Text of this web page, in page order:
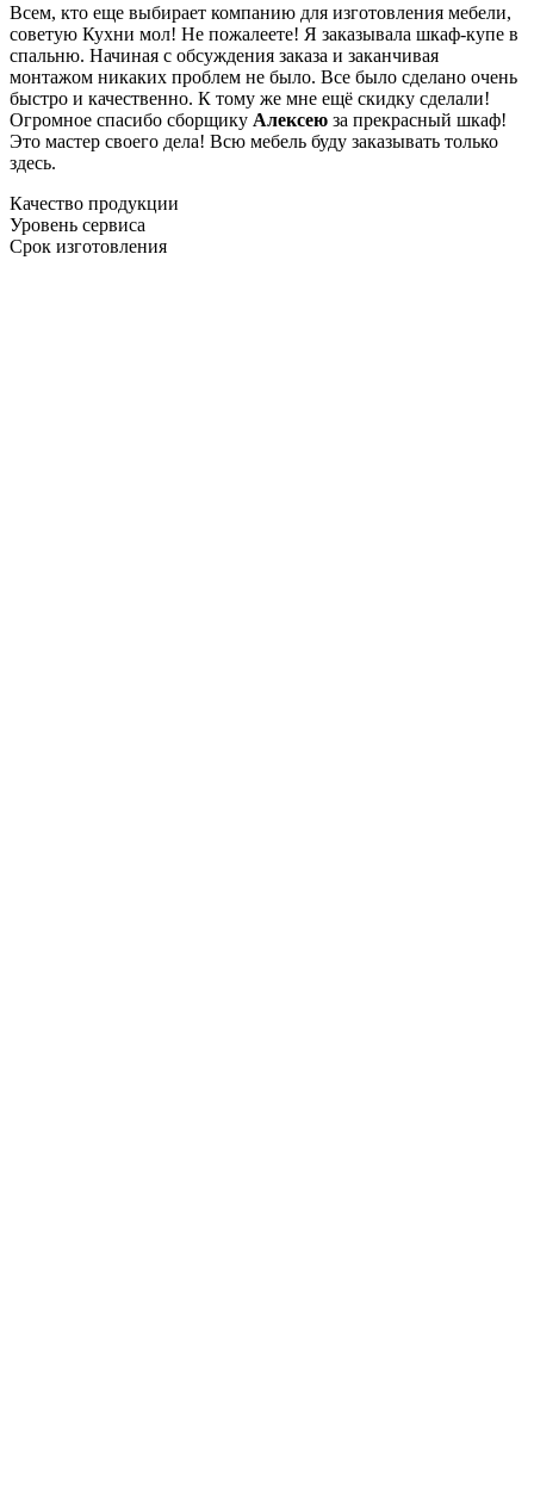
Всем, кто еще выбирает компанию для изготовления мебели,
советую Кухни мол! Не пожалеете! Я заказывала шкаф-купе в
спальню. Начиная с обсуждения заказа и заканчивая
монтажом никаких проблем не было. Все было сделано очень
быстро и качественно. К тому же мне ещё скидку сделали!
Огромное спасибо сборщику Алексею за прекрасный шкаф!
Это мастер своего дела! Всю мебель буду заказывать только
здесь.
Качество продукции
Уровень сервиса
Срок изготовления